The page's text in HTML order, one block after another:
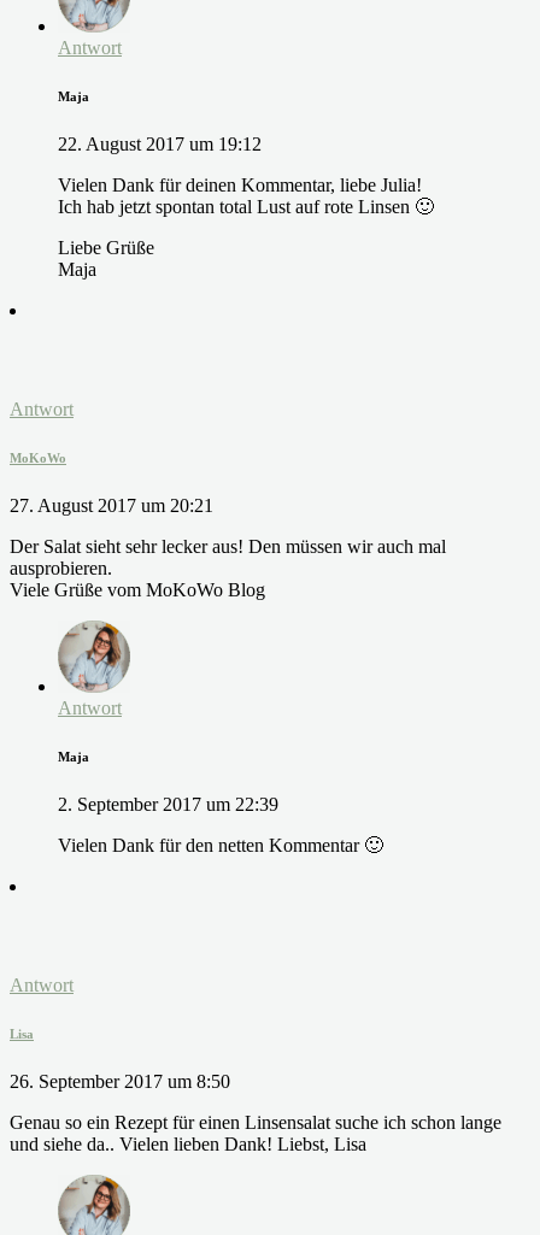
Antwort
Maja
22. August 2017 um 19:12
Vielen Dank für deinen Kommentar, liebe Julia!
Ich hab jetzt spontan total Lust auf rote Linsen 🙂
Liebe Grüße
Maja
Antwort
MoKoWo
27. August 2017 um 20:21
Der Salat sieht sehr lecker aus! Den müssen wir auch mal
ausprobieren.
Viele Grüße vom MoKoWo Blog
Antwort
Maja
2. September 2017 um 22:39
Vielen Dank für den netten Kommentar 🙂
Antwort
Lisa
26. September 2017 um 8:50
Genau so ein Rezept für einen Linsensalat suche ich schon lange
und siehe da.. Vielen lieben Dank! Liebst, Lisa